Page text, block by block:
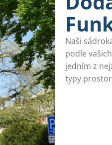
Naši
podle
jedním z
typy